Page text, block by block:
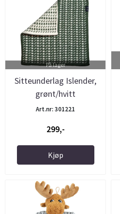
På lager
Sitteunderlag Islender,
grønt/hvitt
Art.nr: 301221
299,-
Kjøp